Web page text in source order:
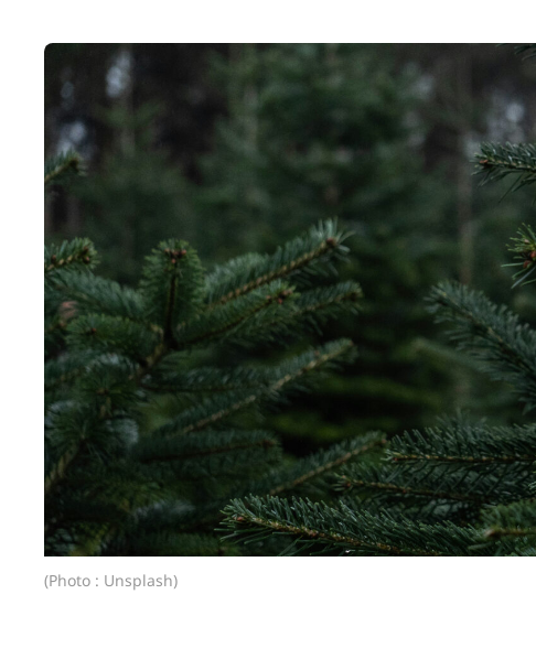
(Photo : Unsplash)